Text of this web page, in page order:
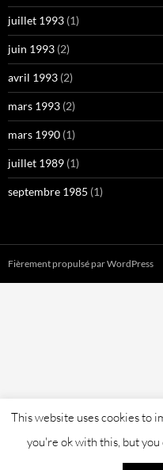
juillet 1993 (1)
juin 1993 (2)
avril 1993 (2)
mars 1993 (2)
mars 1990 (1)
juillet 1989 (1)
septembre 1985 (1)
Fièrement propulsé par WordPress
This website uses cookies to
you're ok with this, but